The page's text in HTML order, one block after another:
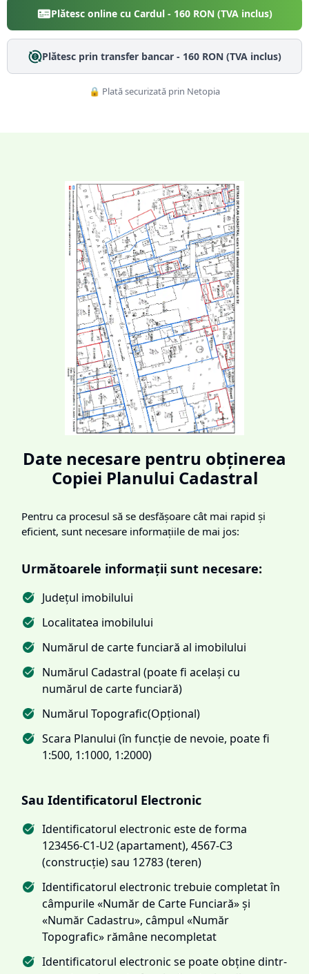
Plătesc online cu Cardul - 160RON (TVA inclus)
Plătesc prin transfer bancar - 160RON (TVA inclus)
🔒 Plată securizată prin Netopia
Date necesare pentru obținerea
Copiei Planului Cadastral
Pentru ca procesul să se desfășoare cât mai rapid și
eficient, sunt necesare informațiile de mai jos:
Următoarele informații sunt necesare:
Județul imobilului
Localitatea imobilului
Numărul de carte funciară al imobilului
Numărul Cadastral (poate fi același cu
numărul de carte funciară)
Numărul Topografic(Opțional)
Scara Planului (în funcție de nevoie, poate fi
1:500, 1:1000, 1:2000)
Sau Identificatorul Electronic
Identificatorul electronic este de forma
123456-C1-U2 (apartament), 4567-C3
(construcție) sau 12783 (teren)
Identificatorul electronic trebuie completat în
câmpurile «Număr de Carte Funciară» și
«Număr Cadastru», câmpul «Număr
Topografic» rămâne necompletat
Identificatorul electronic se poate obține dintr-